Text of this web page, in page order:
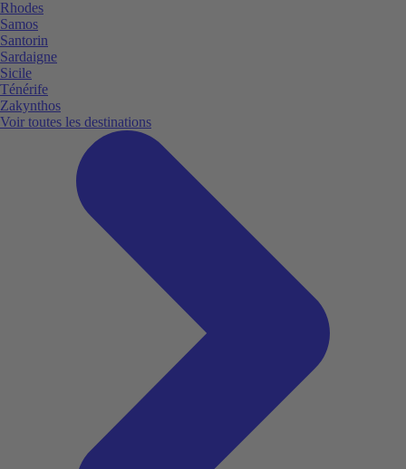
Rhodes
Samos
Santorin
Sardaigne
Sicile
Ténérife
Zakynthos
Voir toutes les destinations